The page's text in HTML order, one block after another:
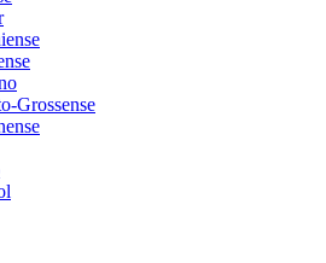
Grossense